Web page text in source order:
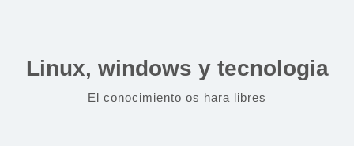
Linux, windows y tecnologia
El conocimiento os hara libres